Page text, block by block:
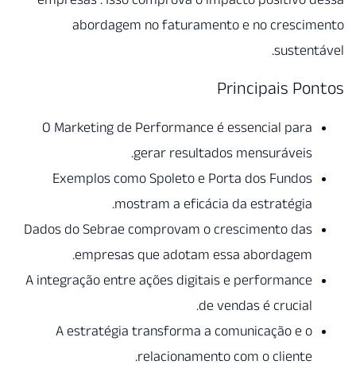
abordagem no faturamento e no
Principais
O Marketing de Performance é essencial para
gerar resultados mensuráveis.
Exemplos como Spoleto e Porta dos Fundos
mostram a eficácia da estratégia.
Dados do Sebrae comprovam o crescimento das
empresas que adotam essa abordagem.
A integração entre ações digitais e performance
de vendas é crucial.
A estratégia transforma a comunicação e o
relacionamento com o cliente.